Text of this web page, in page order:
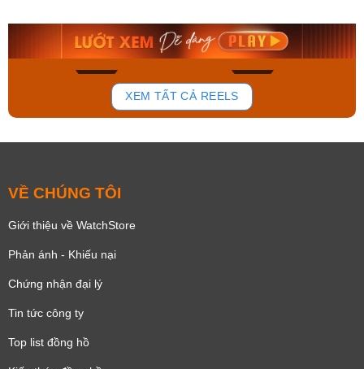
172
Mua ngay Mua ngay
XEM TẤT CẢ REELS
VỀ CHÚNG TÔI
Giới thiệu về WatchStore
Phản ánh - Khiếu nại
Chứng nhận đại lý
Tin tức công ty
Top list đồng hồ